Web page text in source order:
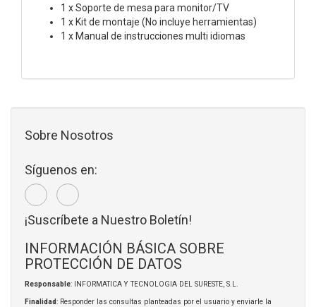
1 x Soporte de mesa para monitor/TV
1 x Kit de montaje (No incluye herramientas)
1 x Manual de instrucciones multi idiomas
Sobre Nosotros
Síguenos en:
¡Suscríbete a Nuestro Boletín!
INFORMACIÓN BÁSICA SOBRE
PROTECCIÓN DE DATOS
Responsable: INFORMATICA Y TECNOLOGIA DEL SURESTE, S.L.
Finalidad: Responder las consultas planteadas por el usuario y enviarle la